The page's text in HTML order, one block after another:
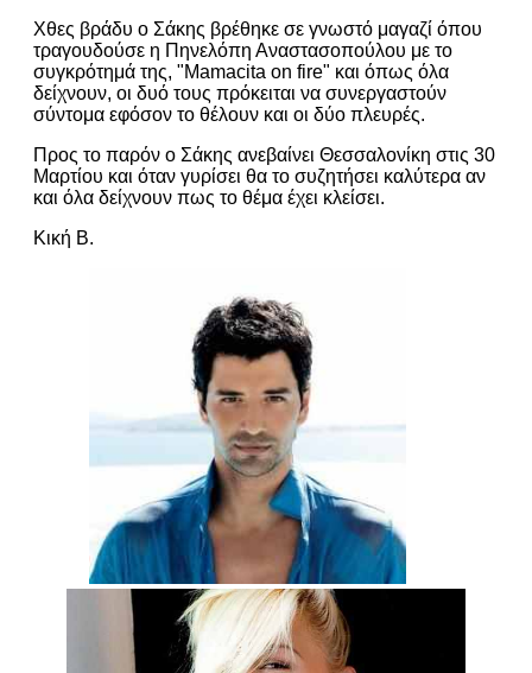
Χθες βράδυ ο Σάκης βρέθηκε σε γνωστό μαγαζί όπου
τραγουδούσε η Πηνελόπη Αναστασοπούλου με το
συγκρότημά της, "Mamacita on fire" και όπως όλα
δείχνουν, οι δυό τους πρόκειται να συνεργαστούν
σύντομα εφόσον το θέλουν και οι δύο πλευρές.
Προς το παρόν ο Σάκης ανεβαίνει Θεσσαλονίκη στις 30
Μαρτίου και όταν γυρίσει θα το συζητήσει καλύτερα αν
και όλα δείχνουν πως το θέμα έχει κλείσει.
Κική Β.